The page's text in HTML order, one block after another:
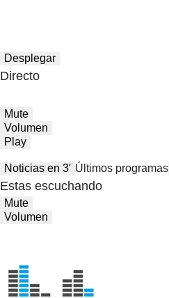
Desplegar
Directo
Mute
Volumen
Play
Noticias en 3′ Últimos programas
Estas escuchando
Mute
Volumen